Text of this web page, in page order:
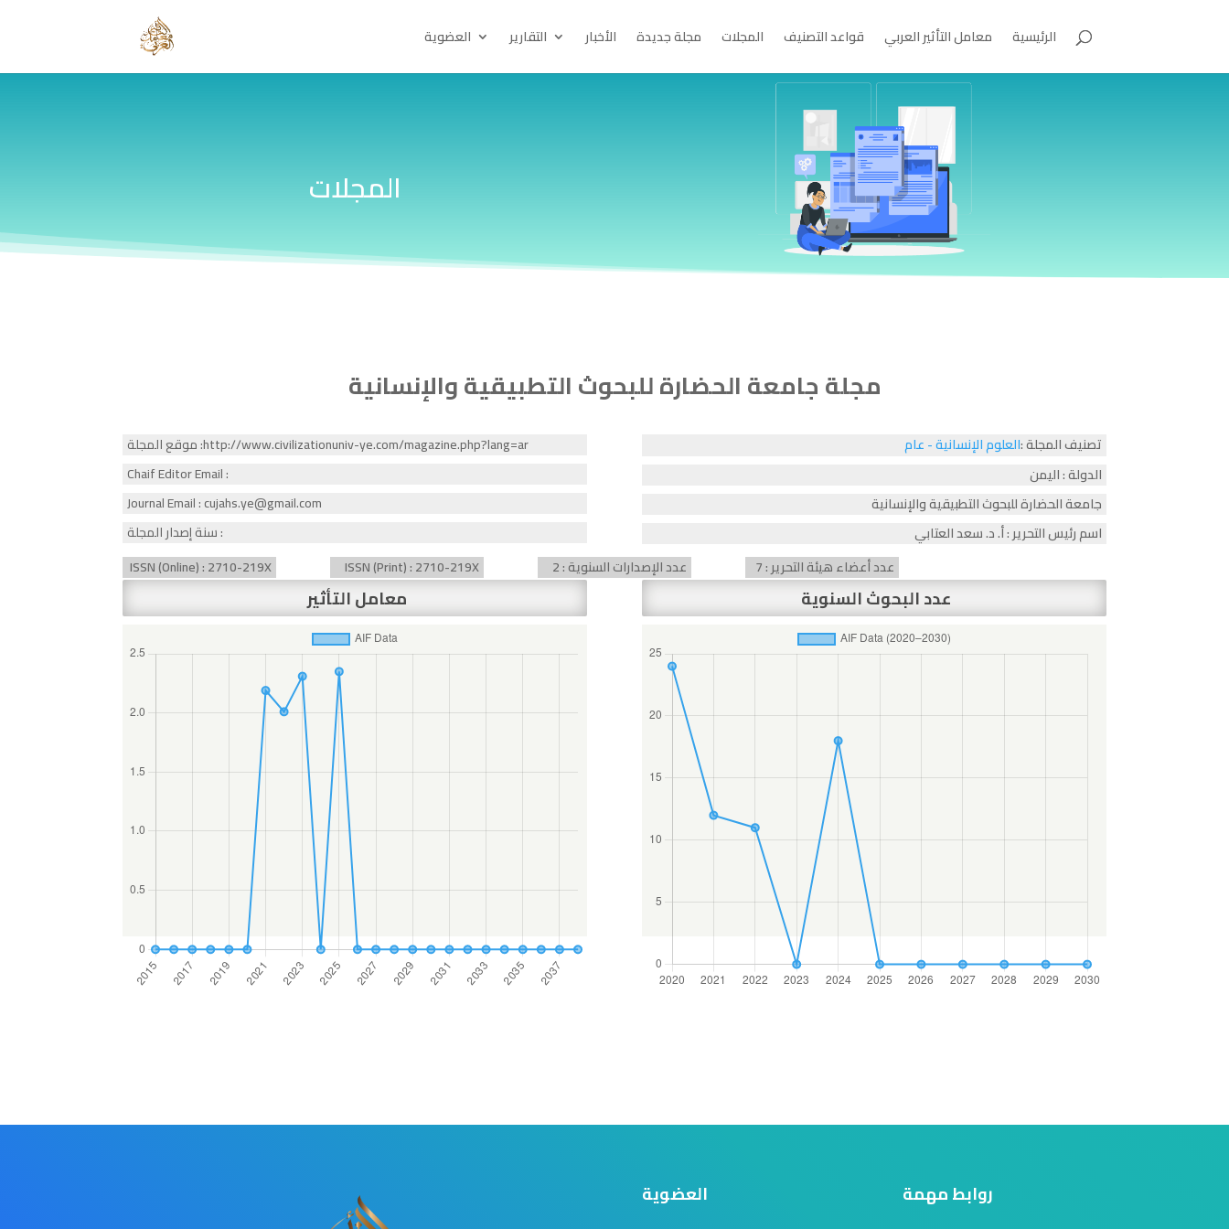
العضوية التقارير الأخبار مجلة جديدة المجلات قواعد التصنيف معامل التأثير العربي الرئيسية
المجلات
مجلة جامعة الحضارة للبحوث التطبيقية والإنسانية
موقع المجلة :http://www.civilizationuniv-ye.com/magazine.php?lang=ar
Chaif Editor Email :
Journal Email : cujahs.ye@gmail.com
سنة إصدار المجلة :
تصنيف المجلة :العلوم الإنسانية - عام
الدولة : اليمن
جامعة الحضارة للبحوث التطبيقية والإنسانية
اسم رئيس التحرير : أ. د. سعد العتابي
ISSN (Online) : 2710-219X
ISSN (Print) : 2710-219X عدد الإصدارات السنوية : 2 عدد أعضاء هيئة التحرير : 7
معامل التأثير عدد البحوث السنوية
العضوية روابط مهمة